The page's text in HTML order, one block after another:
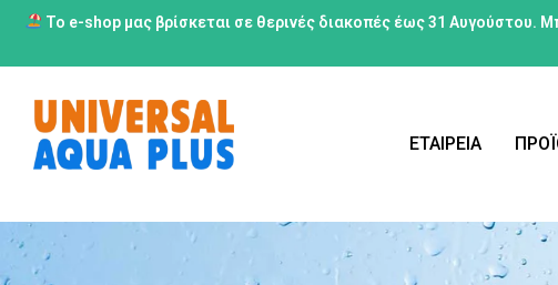
Το e-shop μας βρίσκεται σε θερινές διακοπές έως 31 Αυγούστου.
ΕΤΑΙΡΕΙΑ